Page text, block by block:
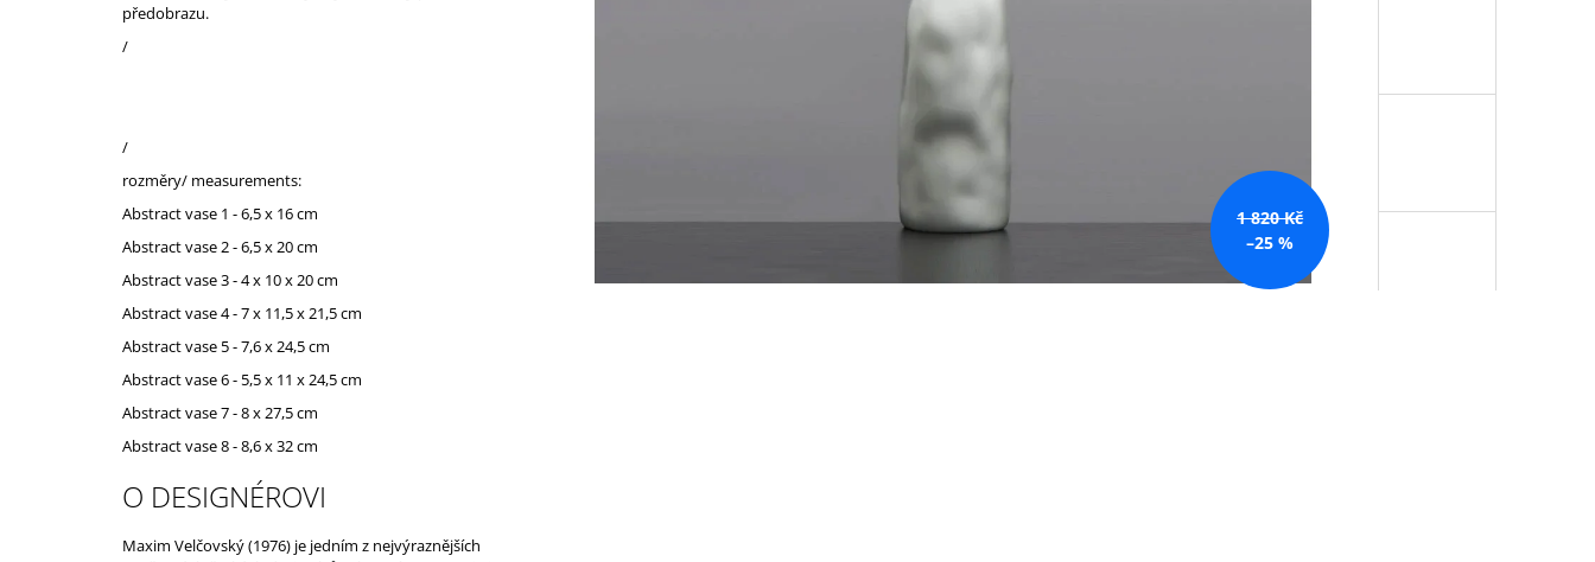
1 820 Kč
–25 %
předobrazu.
/
/
rozměry/ measurements:
Abstract vase 1 - 6,5 x 16 cm
Abstract vase 2 - 6,5 x 20 cm
Abstract vase 3 - 4 x 10 x 20 cm
Abstract vase 4 - 7 x 11,5 x 21,5 cm
Abstract vase 5 - 7,6 x 24,5 cm
Abstract vase 6 - 5,5 x 11 x 24,5 cm
Abstract vase 7 - 8 x 27,5 cm
Abstract vase 8 - 8,6 x 32 cm
O DESIGNÉROVI
Maxim Velčovský (1976) je jedním z nejvýraznějších